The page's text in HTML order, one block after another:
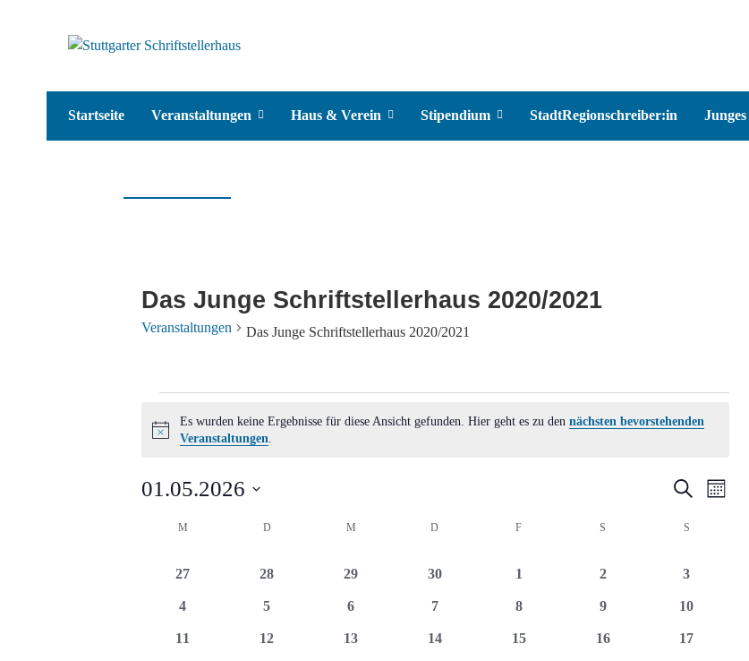
Startseite Veranstaltungen Haus & Verein Stipendium StadtRegionschreiber:in
Das Junge Schriftstellerhaus 2020/2021
Veranstaltungen Das Junge Schriftstellerhaus 2020/2021
Hinweis
Es wurden keine Ergebnisse für diese Ansicht gefunden. Hier geht es zu den nächsten bevorstehenden
Veranstaltungen.
Suche
SucheMonat
01.05.2026
Kalender
von
Veranstaltungen
M DDIENSTAG M D F S S
0
27
0
28
0
29
0
30
0
1
0
2
0
3
0
4
0
5
0
6
0
7
0
8
0
9
0
10
0
11
0
12
0
13
0
14
0
15
0
16
0
17